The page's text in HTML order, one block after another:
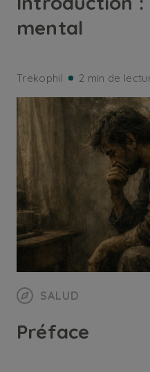
mental
Trekophil 2 min de
SALUD
Préface